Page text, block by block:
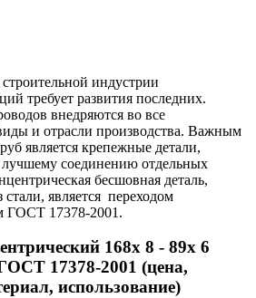
индустрии
требует развития последних.
внедряются во все
и отрасли производства. Важным
является крепежные детали,
соединению отдельных
бесшовная деталь,
стали, является переходом
ГОСТ 17378-2001.
168х 8 - 89х 6
17378-2001 (цена,
использование)